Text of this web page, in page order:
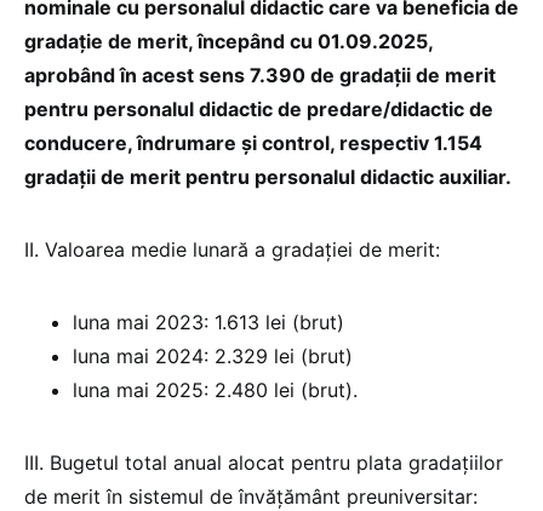
nominale cu personalul didactic care va beneficia de
gradație de merit, începând cu 01.09.2025,
aprobând în acest sens 7.390 de gradații de merit
pentru personalul didactic de predare/didactic de
conducere, îndrumare şi control, respectiv 1.154
gradații de merit pentru personalul didactic auxiliar.
II. Valoarea medie lunară a gradației de merit:
luna mai 2023: 1.613 lei (brut)
luna mai 2024: 2.329 lei (brut)
luna mai 2025: 2.480 lei (brut).
III. Bugetul total anual alocat pentru plata gradațiilor
de merit în sistemul de învățământ preuniversitar: